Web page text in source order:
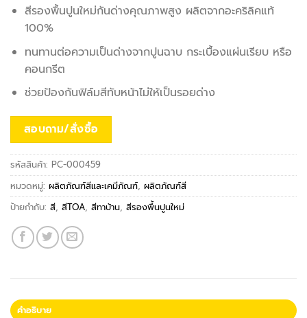
สีรองพื้นปูนใหม่กันด่างคุณภาพสูง ผลิตจากอะคริลิคแท้
100%
ทนทานต่อความเป็นด่างจากปูนฉาบ กระเบื้องแผ่นเรียบ หรือ
คอนกรีต
ช่วยป้องกันฟิล์มสีทับหน้าไม่ให้เป็นรอยด่าง
สอบถาม/สั่งซื้อ
รหัสสินค้า: PC-000459
หมวดหมู่: ผลิตภัณฑ์สีและเคมีภัณฑ์, ผลิตภัณฑ์สี
ป้ายกำกับ: สี, สีTOA, สีทาบ้าน, สีรองพื้นปูนใหม่
คำอธิบาย